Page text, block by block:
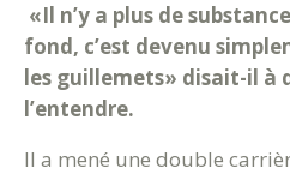
«Il n’y a plus de
fond, c’est devenu
les guillemets» disait-il à
l’entendre.
Il a mené une double